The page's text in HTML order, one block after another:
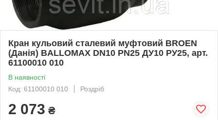
Кран кульовий сталевий муфтовий BROEN
(Данія) BALLOMAX DN10 PN25 ДУ10 РУ25, арт.
61100010 010
В наявності
Код: 61100010 010
Роздріб
2 073 ₴